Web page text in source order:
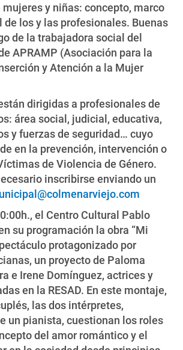
mujeres y niñas: concepto, marco
de los y las profesionales. Buenas
de la trabajadora social del
APRAMP (Asociación para la
y Atención a la Mujer
dirigidas a profesionales de
área social, judicial, educativa,
y fuerzas de seguridad… cuyo
en la prevención, intervención o
de Violencia de Género.
inscribirse enviando un
el Centro Cultural Pablo
su programación la obra “Mi
protagonizado por
un proyecto de Paloma
e Irene Domínguez, actrices y
en la RESAD. En este montaje,
las dos intérpretes,
un pianista, cuestionan los roles
del amor romántico y el